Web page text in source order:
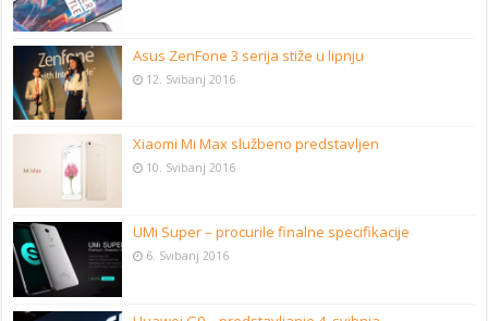
Asus ZenFone 3 serija stiže u lipnju
12. Svibanj 2016
Xiaomi Mi Max službeno predstavljen
10. Svibanj 2016
UMi Super – procurile finalne specifikacije
6. Svibanj 2016